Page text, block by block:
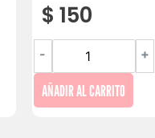
$ 150
- +
AÑADIR AL CARRITO